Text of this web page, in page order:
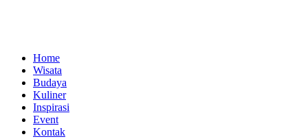
Home
Wisata
Budaya
Kuliner
Inspirasi
Event
Kontak